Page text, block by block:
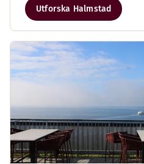
Utforska Halmstad